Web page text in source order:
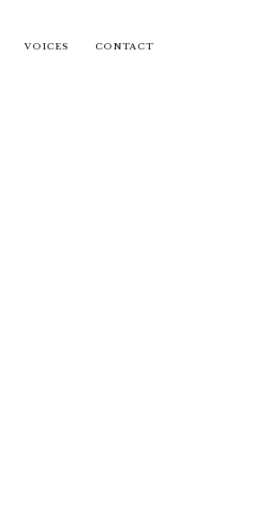
VOICES CONTACT